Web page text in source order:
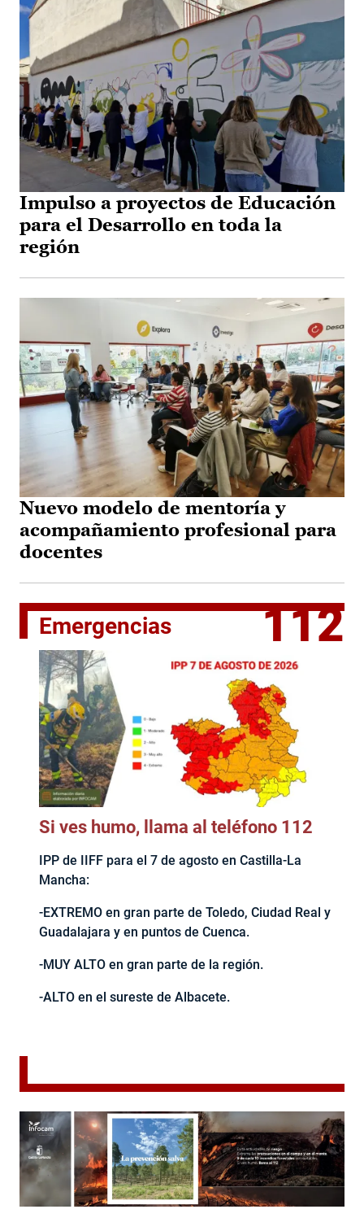
Impulso a proyectos de Educación
para el Desarrollo en toda la
región
Nuevo modelo de mentoría y
acompañamiento profesional para
docentes
Emergencias 112
Si ves humo, llama al teléfono 112
IPP de IIFF para el 7 de agosto en Castilla-La
Mancha:
-EXTREMO en gran parte de Toledo, Ciudad Real y
Guadalajara y en puntos de Cuenca.
-MUY ALTO en gran parte de la región.
-ALTO en el sureste de Albacete.